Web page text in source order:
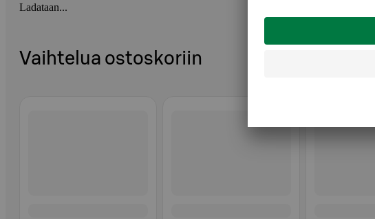
Ladataan...
Vaihtelua ostoskoriin